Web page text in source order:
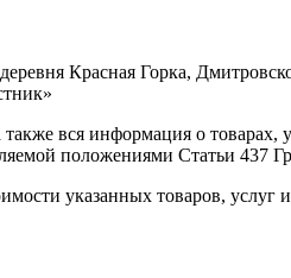
Красная Горка,
вся информация о
положениями Статьи 437
указанных товаров,